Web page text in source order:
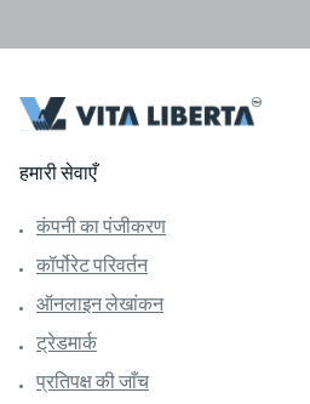
हमारी सेवाएँ
कंपनी का पंजीकरण
कॉर्पोरेट परिवर्तन
ऑनलाइन लेखांकन
ट्रेडमार्क
प्रतिपक्ष की जाँच